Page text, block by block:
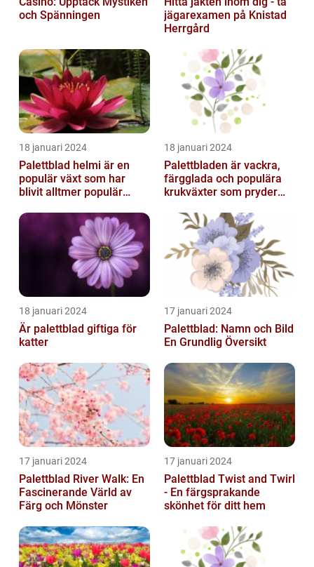
och Spänningen
jägarexamen på Knistad
Herrgård
18 januari 2024
Palettblad helmi är en
populär växt som har
blivit alltmer populär
trädgårdsentusiaster
18 januari 2024
Palettbladen är vackra,
färgglada och populära
krukväxter som pryder
trädgårdar runt o...
18 januari 2024
Är palettblad giftiga för
katter
17 januari 2024
Palettblad: Namn och Bild
En Grundlig Översikt
17 januari 2024
Palettblad River Walk: En
Fascinerande Värld av
Färg och Mönster
17 januari 2024
Palettblad Twist and Twirl
- En färgsprakande
skönhet för ditt hem